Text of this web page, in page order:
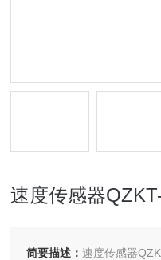
速度传感器
简要描述：速度传感器